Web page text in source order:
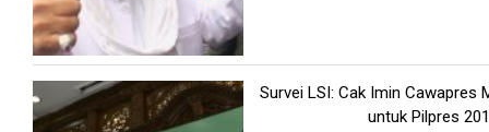
Survei LSI: Cak Imin Cawapres
untuk Pilpres